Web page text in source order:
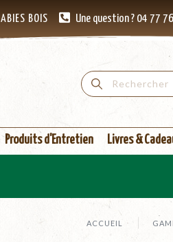
ABIES BOIS Une question ? 04 77
Produits d'Entretien Livres &
ACCUEIL